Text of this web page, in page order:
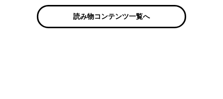
読み物コンテンツ一覧へ